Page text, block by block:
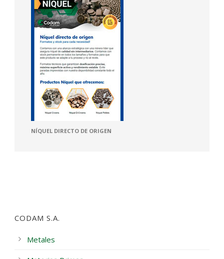
NÍQUEL DIRECTO DE ORIGEN
CODAM S.A.
Metales